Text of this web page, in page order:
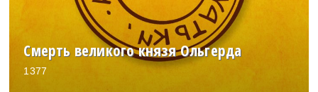
Смерть великого князя Ольгерда
1377